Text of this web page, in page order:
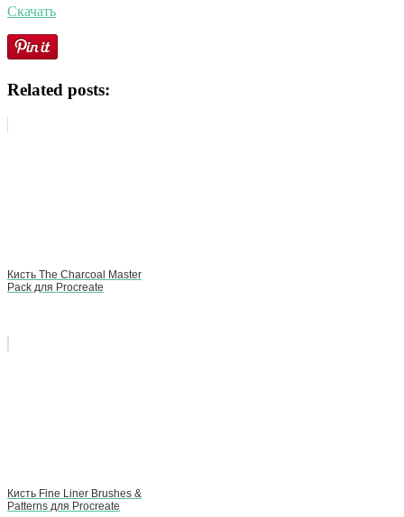
Скачать
Related posts:
Кисть The Charcoal Master
Pack для Procreate
Кисть Fine Liner Brushes &
Patterns для Procreate